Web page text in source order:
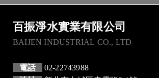
百振淨水實業有限公司
BAIJEN INDUSTRIAL CO., LTD
電話
02-22743988